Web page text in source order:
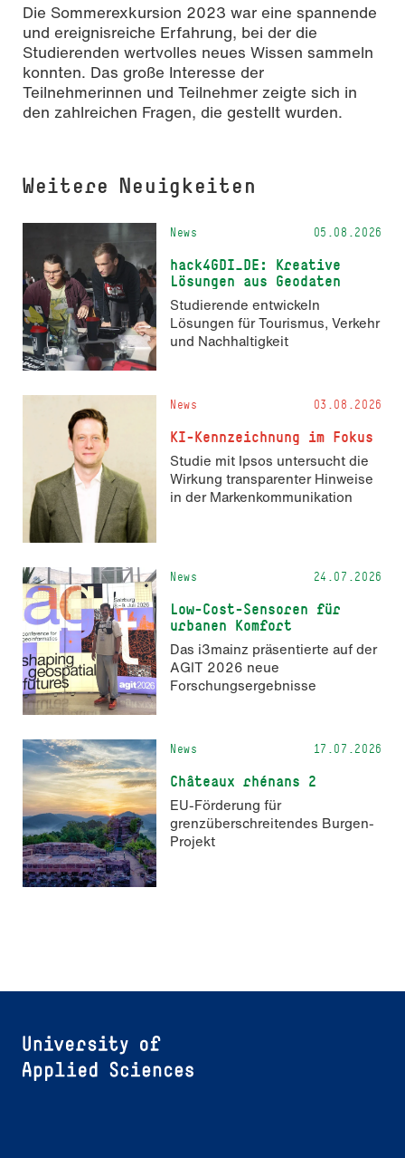
Die Sommerexkursion 2023 war eine spannende
und ereignisreiche Erfahrung, bei der die
Studierenden wertvolles neues Wissen sammeln
konnten. Das große Interesse der
Teilnehmerinnen und Teilnehmer zeigte sich in
den zahlreichen Fragen, die gestellt wurden.
Weitere Neuigkeiten
News 05.08.2026
hack4GDI_DE: Kreative
Lösungen aus Geodaten
Studierende entwickeln
Lösungen für Tourismus, Verkehr
und Nachhaltigkeit
News 03.08.2026
KI-Kennzeichnung im Fokus
Studie mit Ipsos untersucht die
Wirkung transparenter Hinweise
in der Markenkommunikation
News 24.07.2026
Low-Cost-Sensoren für
urbanen Komfort
Das i3mainz präsentierte auf der
AGIT 2026 neue
Forschungsergebnisse
News 17.07.2026
Châteaux rhénans 2
EU-Förderung für
grenzüberschreitendes Burgen-
Projekt